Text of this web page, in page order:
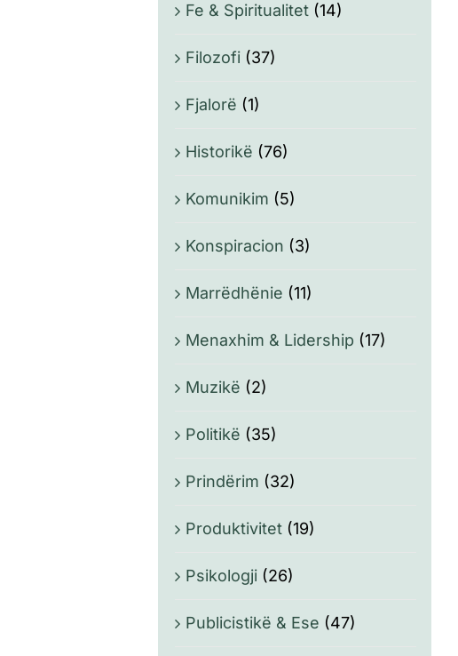
Fe & Spiritualitet (14)
Filozofi (37)
Fjalorë (1)
Historikë (76)
Komunikim (5)
Konspiracion (3)
Marrëdhënie (11)
Menaxhim & Lidership (17)
Muzikë (2)
Politikë (35)
Prindërim (32)
Produktivitet (19)
Psikologji (26)
Publicistikë & Ese (47)